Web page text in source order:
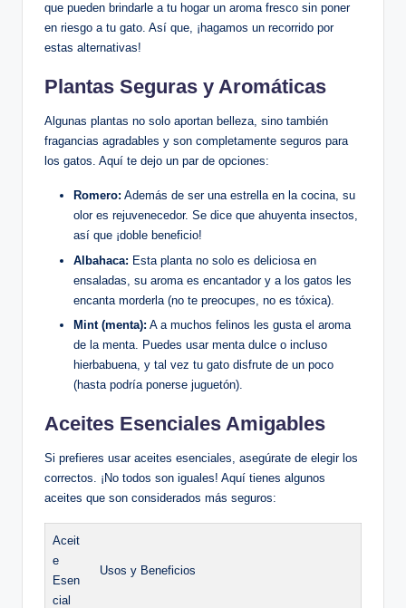
que pueden brindarle a tu hogar un aroma fresco sin poner
en riesgo a tu gato. Así que, ¡hagamos un recorrido por
estas alternativas!
Plantas Seguras y Aromáticas
Algunas plantas no solo aportan belleza, sino también
fragancias agradables y son completamente seguros para
los gatos. Aquí te dejo un par de opciones:
Romero: Además de ser una estrella en la cocina, su
olor es rejuvenecedor. Se dice que ahuyenta insectos,
así que ¡doble beneficio!
Albahaca: Esta planta no solo es deliciosa en
ensaladas, su aroma es encantador y a los gatos les
encanta morderla (no te preocupes, no es tóxica).
Mint (menta): A a muchos felinos les gusta el aroma
de la menta. Puedes usar menta dulce o incluso
hierbabuena, y tal vez tu gato disfrute de un poco
(hasta podría ponerse juguetón).
Aceites Esenciales Amigables
Si prefieres usar aceites esenciales, asegúrate de elegir los
correctos. ¡No todos son iguales! Aquí tienes algunos
aceites que son considerados más seguros:
Aceit
e
Esen
cial
Usos y Beneficios